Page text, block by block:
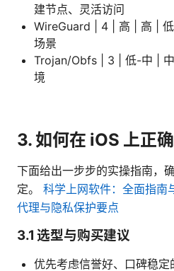
建节点、灵活访问
WireGuard | 4 | 高 | 高 |
场景
Trojan/Obfs | 3 | 低-中 |
境
3. 如何在 iOS 上正
下面给出一步步的实操指南，
定。 科学上网软件：全面指南
代理与隐私保护要点
3.1 选型与购买建议
优先考虑信誉好、口碑稳